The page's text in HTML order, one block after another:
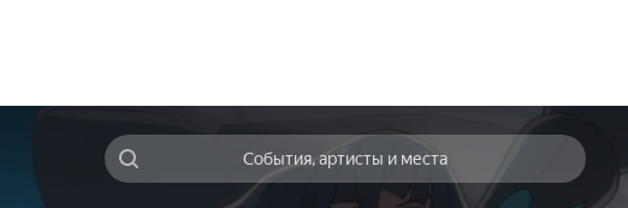
События, артисты и места